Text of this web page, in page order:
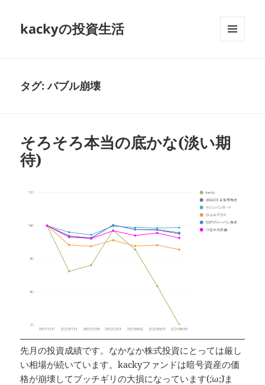
kackyの投資生活
タグ:バブル崩壊
そろそろ本当の底かな(淡い期
待)
先月の投資成績です。なかなか株式投資にとっては厳し
い相場が続いています。kackyファンドは暗号資産の価
格が崩壊してブッチギリの大損になっています(´;ω;`)ま